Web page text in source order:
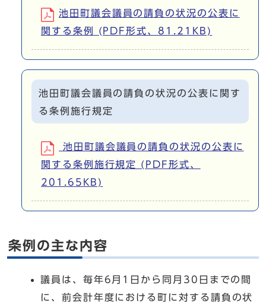
池田町議会議員の請負の状況の公表に
関する条例 (PDF形式、81.21KB)
池田町議会議員の請負の状況の公表に関す
る条例施行規定
池田町議会議員の請負の状況の公表に
関する条例施行規定 (PDF形式、
201.65KB)
条例の主な内容
議員は、毎年6月1日から同月30日までの間
に、前会計年度における町に対する請負の状